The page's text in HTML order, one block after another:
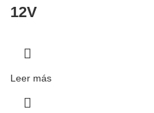
12V
Leer más